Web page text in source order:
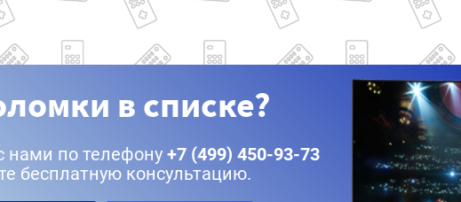
в списке?
нами по телефону +7 (499) 450-93-73
бесплатную консультацию.